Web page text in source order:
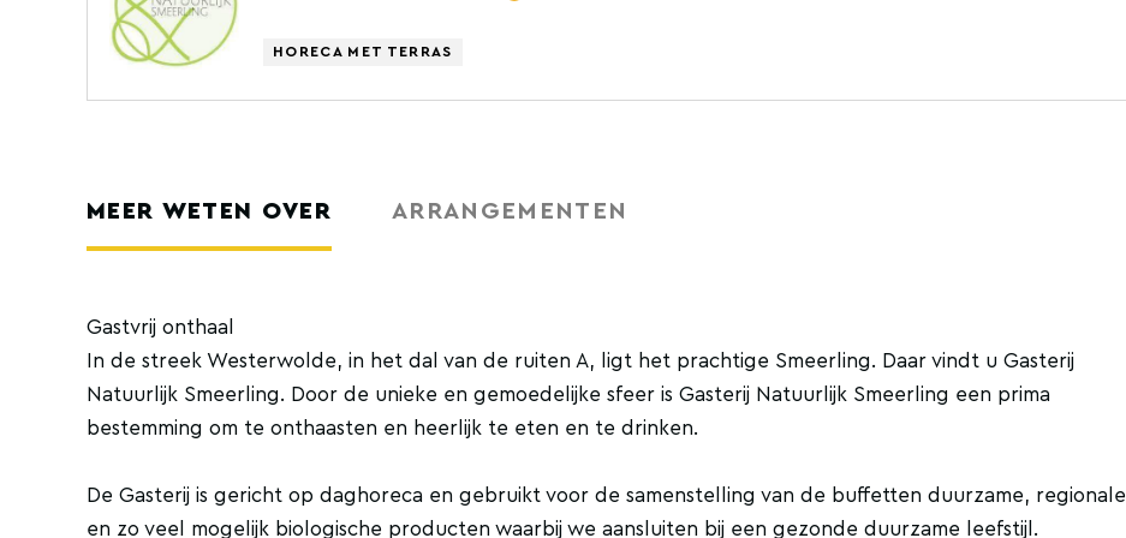
HORECA MET TERRAS
MEER WETEN OVER ARRANGEMENTEN
Gastvrij onthaal
In de streek Westerwolde, in het dal van de ruiten A, ligt het prachtige Smeerling. Daar vindt u Gasterij
Natuurlijk Smeerling. Door de unieke en gemoedelijke sfeer is Gasterij Natuurlijk Smeerling een prima
bestemming om te onthaasten en heerlijk te eten en te drinken.
De Gasterij is gericht op daghoreca en gebruikt voor de samenstelling van de buffetten duurzame, regionale
en zo veel mogelijk biologische producten waarbij we aansluiten bij een gezonde duurzame leefstijl.